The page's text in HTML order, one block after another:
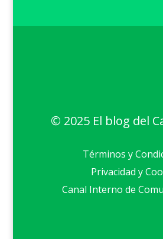
© 2025 El blog del
Términos y
Privacidad y
Canal Interno de